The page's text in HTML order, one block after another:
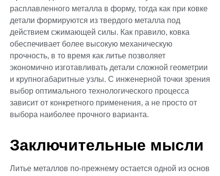
расплавленного металла в форму, тогда как при ковке
детали формируются из твердого металла под
действием сжимающей силы. Как правило, ковка
обеспечивает более высокую механическую
прочность, в то время как литье позволяет
экономично изготавливать детали сложной геометрии
и крупногабаритные узлы. С инженерной точки зрения
выбор оптимального технологического процесса
зависит от конкретного применения, а не просто от
выбора наиболее прочного варианта.
Заключительные мысли
Литье металлов по-прежнему остается одной из основ